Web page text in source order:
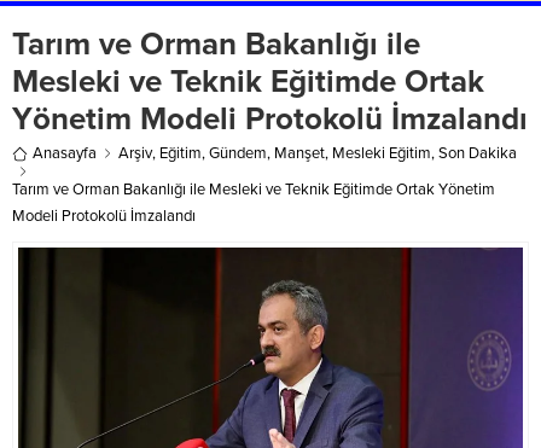
Tarım ve Orman Bakanlığı ile
Mesleki ve Teknik Eğitimde Ortak
Yönetim Modeli Protokolü İmzalandı
Anasayfa Arşiv, Eğitim,Gündem, Manşet, Mesleki Eğitim,Son Dakika
Tarım ve Orman Bakanlığı ile Mesleki ve Teknik Eğitimde Ortak Yönetim
Modeli Protokolü İmzalandı